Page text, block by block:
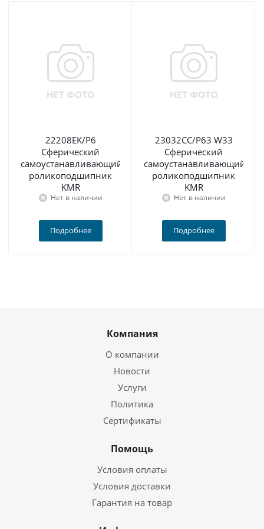
22208EK/P6
Сферический
самоустанавливающийся
роликоподшипник
KMR
Нет в наличии
Подробнее
23032CC/P63 W33
Сферический
самоустанавливающийся
роликоподшипник
KMR
Нет в наличии
Подробнее
Компания
О компании
Новости
Услуги
Политика
Сертификаты
Помощь
Условия оплаты
Условия доставки
Гарантия на товар